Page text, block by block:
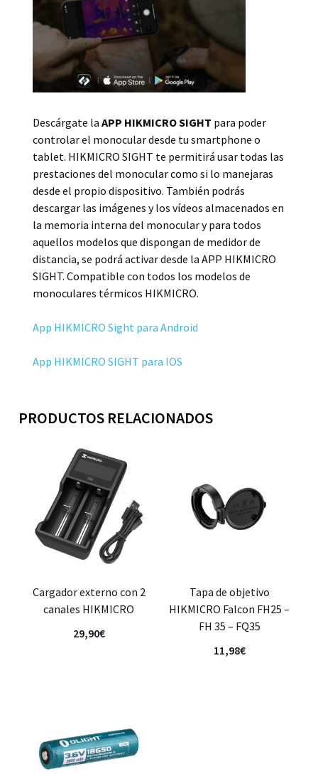
Descárgate la APP HIKMICRO SIGHT para poder
controlar el monocular desde tu smartphone o
tablet. HIKMICRO SIGHT te permitirá usar todas las
prestaciones del monocular como si lo manejaras
desde el propio dispositivo. También podrás
descargar las imágenes y los vídeos almacenados en
la memoria interna del monocular y para todos
aquellos modelos que dispongan de medidor de
distancia, se podrá activar desde la APP HIKMICRO
SIGHT. Compatible con todos los modelos de
monoculares térmicos HIKMICRO.
App HIKMICRO Sight para Android
App HIKMICRO SIGHT para IOS
PRODUCTOS RELACIONADOS
Cargador externo con 2
canales HIKMICRO
29,90€
Tapa de objetivo
HIKMICRO Falcon FH25 –
FH 35 – FQ35
11,98€